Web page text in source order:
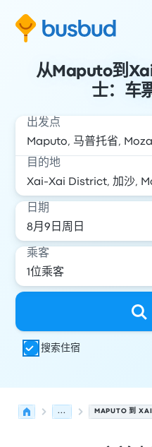
从Maputo到
士：车
出发点
目的地
日期
乘客
搜索住宿
... MAPUTO 到